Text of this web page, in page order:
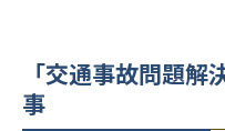
「交通事故問題解
事